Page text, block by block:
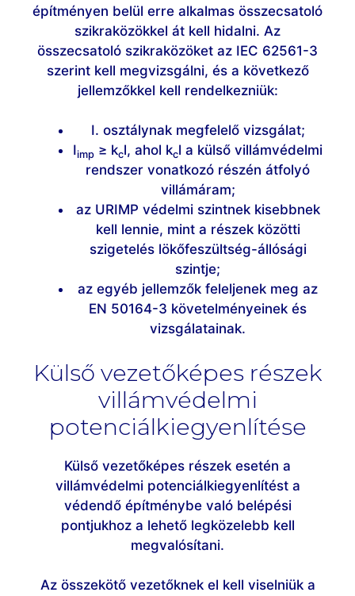
építményen belül erre alkalmas összecsatoló
szikraközökkel át kell hidalni. Az
összecsatoló szikraközöket az IEC 62561-3
szerint kell megvizsgálni, és a következő
jellemzőkkel kell rendelkezniük:
I. osztálynak megfelelő vizsgálat;
Iimp ≥ kcl, ahol kcl a külső villámvédelmi
rendszer vonatkozó részén átfolyó
villámáram;
az URIMP védelmi szintnek kisebbnek
kell lennie, mint a részek közötti
szigetelés lökőfeszültség-állósági
szintje;
az egyéb jellemzők feleljenek meg az
EN 50164-3 követelményeinek és
vizsgálatainak.
Külső vezetőképes részek
villámvédelmi
potenciálkiegyenlítése
Külső vezetőképes részek esetén a
villámvédelmi potenciálkiegyenlítést a
védendő építménybe való belépési
pontjukhoz a lehető legközelebb kell
megvalósítani.
Az összekötő vezetőknek el kell viselniük a